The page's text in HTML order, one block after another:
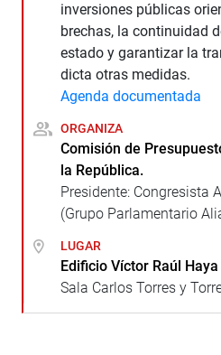
inversiones públicas
brechas, la continuidad
estado y garantizar la
dicta otras medidas.
Agenda documentada
ORGANIZA
Comisión de
la República.
Presidente: Congresista
(Grupo Parlamentario
LUGAR
Edificio Víctor Raúl
Sala Carlos Torres y